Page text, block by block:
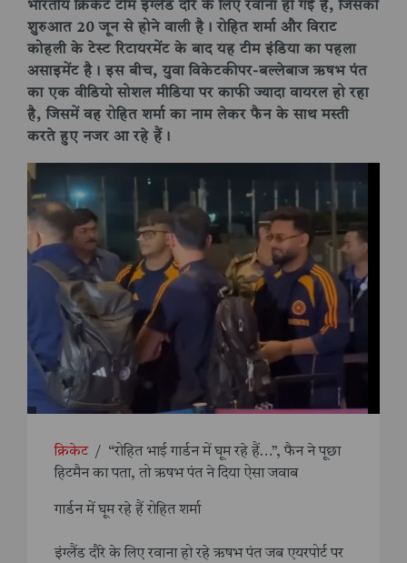
भारतीय क्रिकेट टीम इंग्लैंड दौरे के लिए रवाना हो गई है, जिसकी
शुरुआत 20 जून से होने वाली है। रोहित शर्मा और विराट
कोहली के टेस्ट रिटायरमेंट के बाद यह टीम इंडिया का पहला
असाइमेंट है। इस बीच, युवा विकेटकीपर-बल्लेबाज ऋषभ पंत
का एक वीडियो सोशल मीडिया पर काफी ज्यादा वायरल हो रहा
है, जिसमें वह रोहित शर्मा का नाम लेकर फैन के साथ मस्ती
करते हुए नजर आ रहे हैं।
क्रिकेट /
“रोहित भाई गार्डन में घूम रहे हैं…”, फैन ने पूछा
हिटमैन का पता, तो ऋषभ पंत ने दिया ऐसा जवाब
गार्डन में घूम रहे हैं रोहित शर्मा
इंग्लैंड दौरे के लिए रवाना हो रहे ऋषभ पंत जब एयरपोर्ट पर